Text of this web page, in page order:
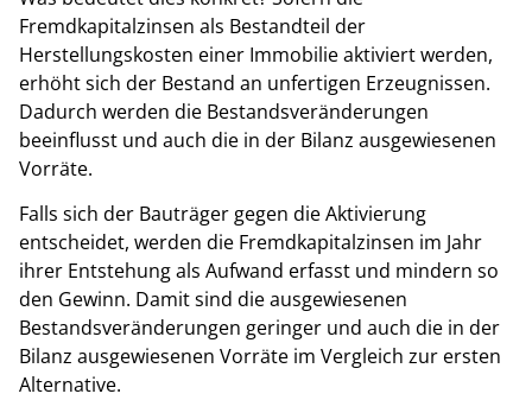
Fremdkapitalzinsen als Bestandteil der
Herstellungskosten einer Immobilie aktiviert werden,
erhöht sich der Bestand an unfertigen Erzeugnissen.
Dadurch werden die Bestandsveränderungen
beeinflusst und auch die in der Bilanz ausgewiesenen
Vorräte.
Falls sich der Bauträger gegen die Aktivierung
entscheidet, werden die Fremdkapitalzinsen im Jahr
ihrer Entstehung als Aufwand erfasst und mindern so
den Gewinn. Damit sind die ausgewiesenen
Bestandsveränderungen geringer und auch die in der
Bilanz ausgewiesenen Vorräte im Vergleich zur ersten
Alternative.